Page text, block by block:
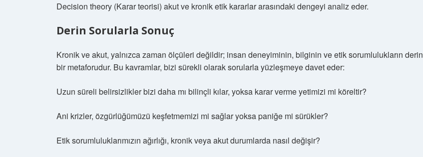
Decision theory (Karar teorisi) akut ve kronik etik kararlar arasındaki dengeyi analiz eder.
Derin Sorularla Sonuç
Kronik ve akut, yalnızca zaman ölçüleri değildir; insan deneyiminin, bilginin ve etik sorumlulukların derin
bir metaforudur. Bu kavramlar, bizi sürekli olarak sorularla yüzleşmeye davet eder:
Uzun süreli belirsizlikler bizi daha mı bilinçli kılar, yoksa karar verme yetimizi mi köreltir?
Ani krizler, özgürlüğümüzü keşfetmemizi mi sağlar yoksa paniğe mi sürükler?
Etik sorumluluklarımızın ağırlığı, kronik veya akut durumlarda nasıl değişir?